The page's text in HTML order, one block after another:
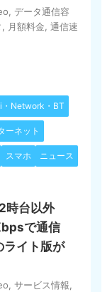
, データ通信容
, 月額料金, 通信速
・Network・BT
ーネット
スマホ ニュース
時台以外
で通信
ライト版が
, サービス情報,